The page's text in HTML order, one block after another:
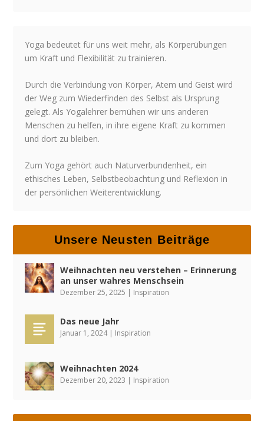
Yoga bedeutet für uns weit mehr, als Körperübungen
um Kraft und Flexibilität zu trainieren.
Durch die Verbindung von Körper, Atem und Geist wird
der Weg zum Wiederfinden des Selbst als Ursprung
gelegt. Als Yogalehrer bemühen wir uns anderen
Menschen zu helfen, in ihre eigene Kraft zu kommen
und dort zu bleiben.
Zum Yoga gehört auch Naturverbundenheit, ein
ethisches Leben, Selbstbeobachtung und Reflexion in
der persönlichen Weiterentwicklung.
Unsere Neusten Beiträge
Weihnachten neu verstehen – Erinnerung
an unser wahres Menschsein
Dezember 25, 2025 Inspiration
Das neue Jahr
Januar 1, 2024| Inspiration
Weihnachten 2024
Dezember 20, 2023 Inspiration